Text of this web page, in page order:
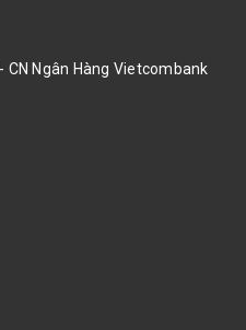
CN Ngân Hàng Vietcombank